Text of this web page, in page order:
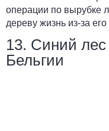
операции по вырубке
дереву жизнь из-за
13. Синий
Бельгии